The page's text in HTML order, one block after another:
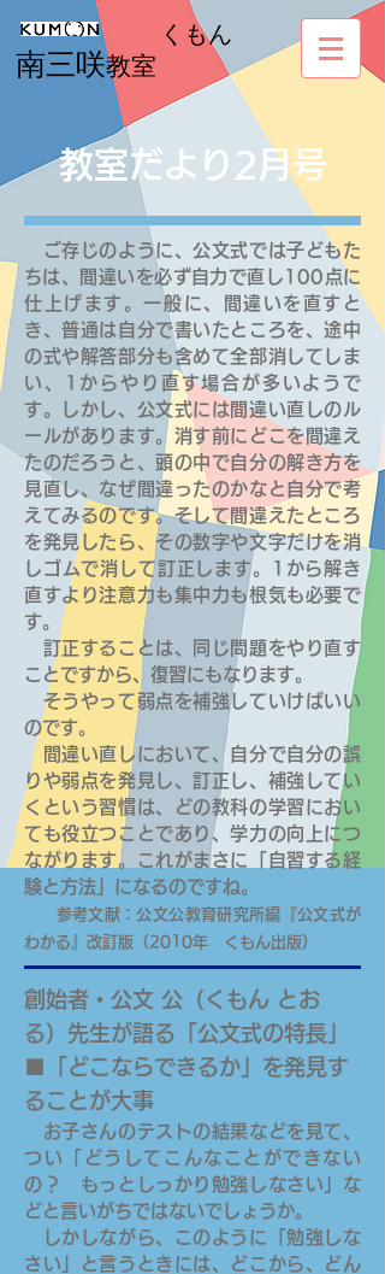
くもん
南三咲教室
教室だより2月号
ご存じのように、公文式では子どもた
ちは、間違いを必ず自力で直し100点に
仕上げます。一般に、間違いを直すと
き、普通は自分で書いたところを、途中
の式や解答部分も含めて全部消してしま
い、1からやり直す場合が多いようで
す。しかし、公文式には間違い直しのル
ールがあります。消す前にどこを間違え
たのだろうと、頭の中で自分の解き方を
見直し、なぜ間違ったのかなと自分で考
えてみるのです。そして間違えたところ
を発見したら、その数字や文字だけを消
しゴムで消して訂正します。1から解き
直すより注意力も集中力も根気も必要で
す。
訂正することは、同じ問題をやり直す
ことですから、復習にもなります。
そうやって弱点を補強していけばいい
のです。
間違い直しにおいて、自分で自分の誤
りや弱点を発見し、訂正し、補強してい
くという習慣は、どの教科の学習におい
ても役立つことであり、学力の向上につ
ながります。これがまさに「自習する経
験と方法」になるのですね。
参考文献：公文公教育研究所編『公文式が
わかる』改訂版（2010年 くもん出版）
創始者・公文 公（くもん とお
る）先生が語る「公文式の特長」
■「どこならできるか」を発見す
ることが大事
お子さんのテストの結果などを見て、
つい「どうしてこんなことができない
の？ もっとしっかり勉強しなさい」な
どと言いがちではないでしょうか。
しかしながら、このように「勉強しな
さい」と言うときには、どこから、どん